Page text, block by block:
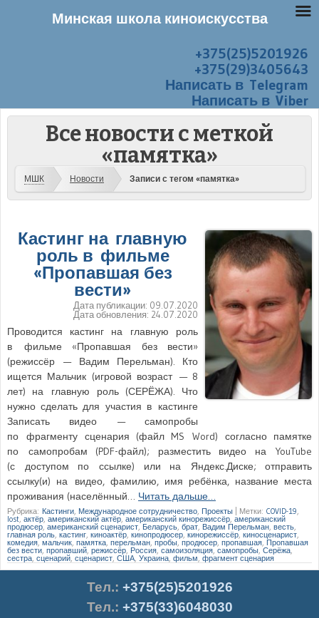
+375(25)5201926
+375(29)3405643
Написать в Telegram
Написать в Viber
Все новости с меткой
«памятка»
МШК Новости Записи с тегом «памятка»
Кастинг на главную
роль в фильме
«Пропавшая без
вести»
Дата публикации: 09.07.2020
Дата обновления: 24.07.2020
Проводится кастинг на главную роль
в фильме «Пропавшая без вести»
(режиссёр — Вадим Перельман). Кто
ищется Мальчик (игровой возраст — 8
лет) на главную роль (СЕРЁЖА). Что
нужно сделать для участия в кастинге
Записать видео — самопробы
по фрагменту сценария (файл MS Word) согласно памятке
по самопробам (PDF-файл); разместить видео на YouTube
(с доступом по ссылке) или на Яндекс.Диске; отправить
ссылку(и) на видео, фамилию, имя ребёнка, название места
проживания (населённый… Читать дальше…
Рубрика: Кастинги Международное сотрудничество Проекты Метки: COVID-19
lost,актёр американский актёр ,американский кинорежиссёр американский
продюсер, американский сценарист, Беларусь брат Вадим Перельман весть
главная роль кастинг киноактёр кинопродюсер ,кинорежиссёр, киносценарист
комедия, мальчик памятка перельман,пробы,продюсер пропавшая Пропавшая
без вести пропавший режиссёр Россия ,самоизоляция, самопробы ,Серёжа
сестра сценарий сценарист США Украина фильм фрагмент сценария
Тел.: +375(25)5201926
Тел.: +375(33)6048030
Минская школа киноискусства